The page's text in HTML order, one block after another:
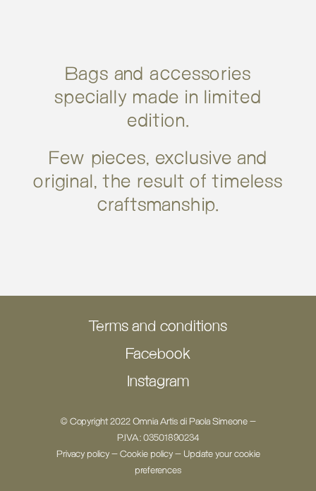
Bags and accessories
specially made in limited
edition.
Few pieces, exclusive and
original, the result of timeless
craftsmanship.
© Copyright 2022 Omnia Artis di Paola Simeone -
P.IVA: 03501890234
Privacy policy- Cookie policy- Update your cookie
preferences
Terms and conditions
Facebook
Instagram